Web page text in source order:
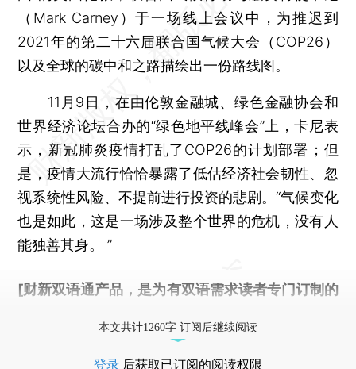
（Mark Carney）于一场线上会议中，为推迟到
2021年的第二十六届联合国气候大会（COP26）
以及全球的碳中和之路描绘出一份路线图。
11月9日，在由伦敦金融城、绿色金融协会和
世界经济论坛合办的“绿色地平线峰会”上，卡尼表
示，新冠肺炎疫情打乱了COP26的计划部署；但
是，疫情大流行恰恰暴露了低估经济社会韧性、忽
视系统性风险、不提前进行投资的悲剧。“气候变化
也是如此，这是一场涉及整个世界的危机，没有人
能独善其身。 ”
[财新双语通产品，是为有双语需求读者专门订制的
本文共计1260字 订阅后继续阅读
登录 后获取已订阅的阅读权限